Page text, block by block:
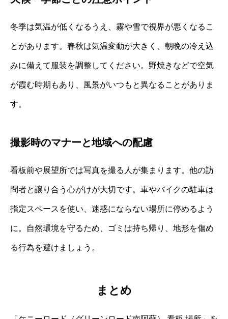
冬季は気温が低くなるうえ、霧や雪で視界が悪くなるこ
とがあります。春秋は気温変動が大きく、朝晩の冷え込
みに備えて服装を調整してください。野焼きなどで空気
が霞む時期もあり、風景がいつもと異なることがありま
す。
撮影時のマナーと地域への配慮
看板前や展望所では写真を撮る人が集まります。他の訪
問者と譲り合う心がけが大切です。車やバイクの駐車は
指定スペースを使い、迷惑にならない場所に停めるよう
に。自然環境を守るため、ゴミは持ち帰り、地形を傷め
る行為を避けましょう。
まとめ